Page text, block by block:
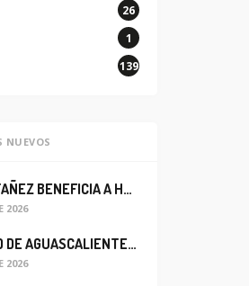
26
1
139
NUEVOS
LEO MONTAÑEZ BENEFICIA A HABITANTES DEL BARRIO DE LA SALUD CON MEJORA DEL ALCANTARILLADO SANITARIO
2026
MUNICIPIO DE AGUASCALIENTES REABRE CIRCULACIÓN VEHICULAR EN LA CALLE JOSEFA ORTIZ DE DOMÍNGUEZ
2026